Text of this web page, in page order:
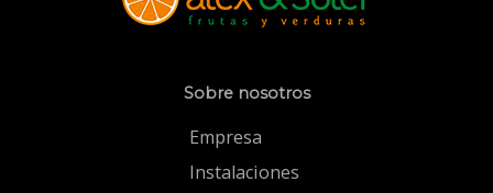
Sobre nosotros
Empresa
Instalaciones